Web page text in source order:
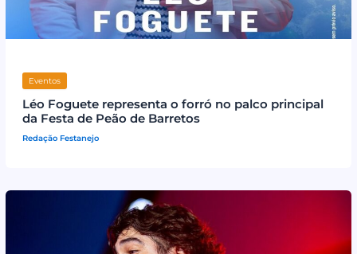
Eventos
Léo Foguete representa o forró no palco principal
da Festa de Peão de Barretos
Redação Festanejo